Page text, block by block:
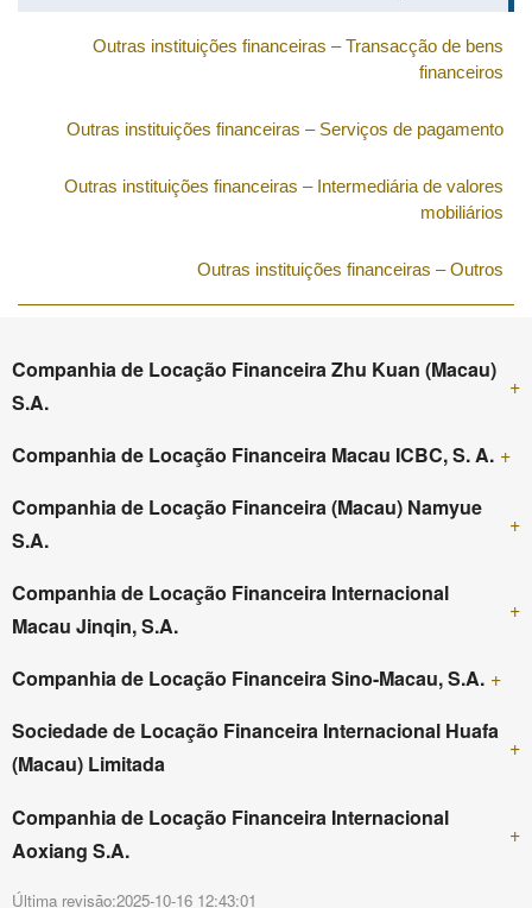
Outras instituições financeiras – Transacção de bens
financeiros
Outras instituições financeiras – Serviços de pagamento
Outras instituições financeiras – Intermediária de valores
mobiliários
Outras instituições financeiras – Outros
Companhia de Locação Financeira Zhu Kuan (Macau)
S.A.
+
Companhia de Locação Financeira Macau ICBC, S. A. +
Companhia de Locação Financeira (Macau) Namyue
S.A.
+
Companhia de Locação Financeira Internacional
Macau Jinqin, S.A.
+
Companhia de Locação Financeira Sino-Macau, S.A. +
Sociedade de Locação Financeira Internacional Huafa
(Macau) Limitada
+
Companhia de Locação Financeira Internacional
Aoxiang S.A.
+
Última revisão:2025-10-16 12:43:01